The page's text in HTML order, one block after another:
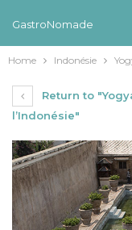
GastroNomade
Home Indonésie
Return to
l’Indonésie"